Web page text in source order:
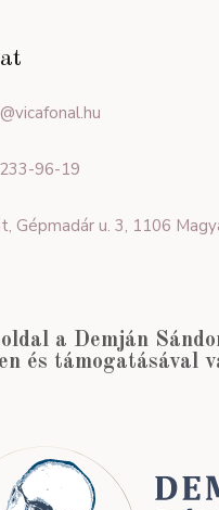
96-19
Gépmadár u. 3, 1106
a Demján
és támogatásával